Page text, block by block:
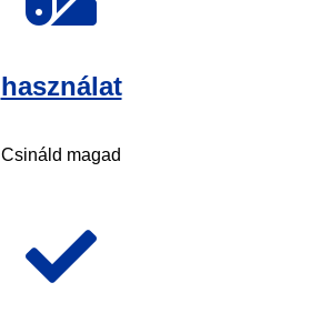
használat
Csináld magad